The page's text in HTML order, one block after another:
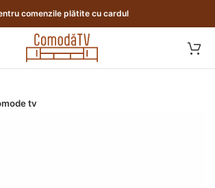
comenzile plătite cu cardul
tv